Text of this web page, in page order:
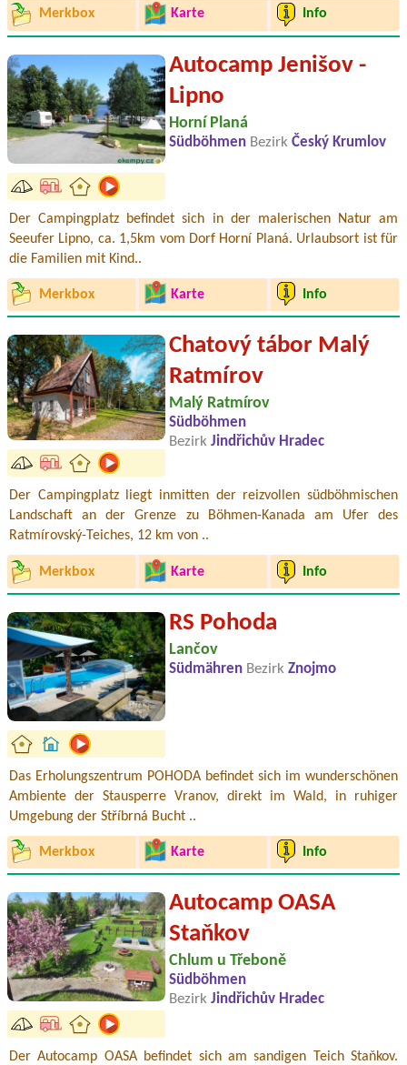
Merkbox Karte Info
Autocamp Jenišov -
Lipno
Horní Planá
Südböhmen Bezirk Český Krumlov
Der Campingplatz befindet sich in der malerischen Natur am
Seeufer Lipno, ca. 1,5km vom Dorf Horní Planá. Urlaubsort ist für
die Familien mit Kind..
Merkbox Karte Info
Chatový tábor Malý
Ratmírov
Malý Ratmírov
Südböhmen
Bezirk Jindřichův Hradec
Der Campingplatz liegt inmitten der reizvollen südböhmischen
Landschaft an der Grenze zu Böhmen-Kanada am Ufer des
Ratmírovský-Teiches, 12 km von ..
Merkbox Karte Info
RS Pohoda
Lančov
Südmähren Bezirk Znojmo
Das Erholungszentrum POHODA befindet sich im wunderschönen
Ambiente der Stausperre Vranov, direkt im Wald, in ruhiger
Umgebung der Stříbrná Bucht ..
Merkbox Karte Info
Autocamp OASA
Staňkov
Chlum u Třeboně
Südböhmen
Bezirk Jindřichův Hradec
Der Autocamp OASA befindet sich am sandigen Teich Staňkov.